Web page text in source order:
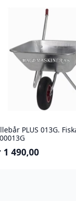
PLUS 013G.
1 490,00